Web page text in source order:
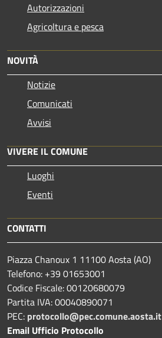
Autorizzazioni
Agricoltura e pesca
NOVITÀ
Notizie
Comunicati
Avvisi
VIVERE IL COMUNE
Luoghi
Eventi
CONTATTI
Piazza Chanoux 1 11100 Aosta (AO)
Telefono: +39 01653001
Codice Fiscale: 00120680079
Partita IVA: 00040890071
PEC: protocollo@pec.comune.aosta.it
Email Ufficio Protocollo